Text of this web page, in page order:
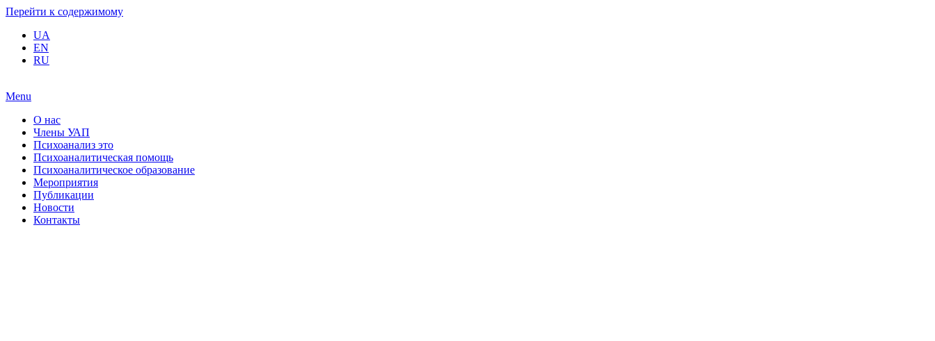
Перейти к содержимому
UA
EN
RU
Menu
О нас
Члены УАП
Психоанализ это
Психоаналитическая помощь
Психоаналитическое образование
Мероприятия
Публикации
Новости
Контакты